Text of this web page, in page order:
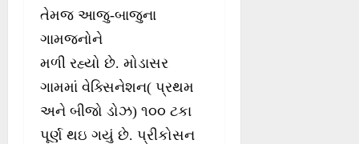
તેમજ આજુ-બાજુના
ગામજનોને
મળી રહ્યો છે. મોડાસર
ગામમાં વેક્સિનેશન( પ્રથમ
અને બીજો ડોઝ) ૧૦૦ ટકા
પૂર્ણ થઇ ગયું છે. પ્રીકોસન